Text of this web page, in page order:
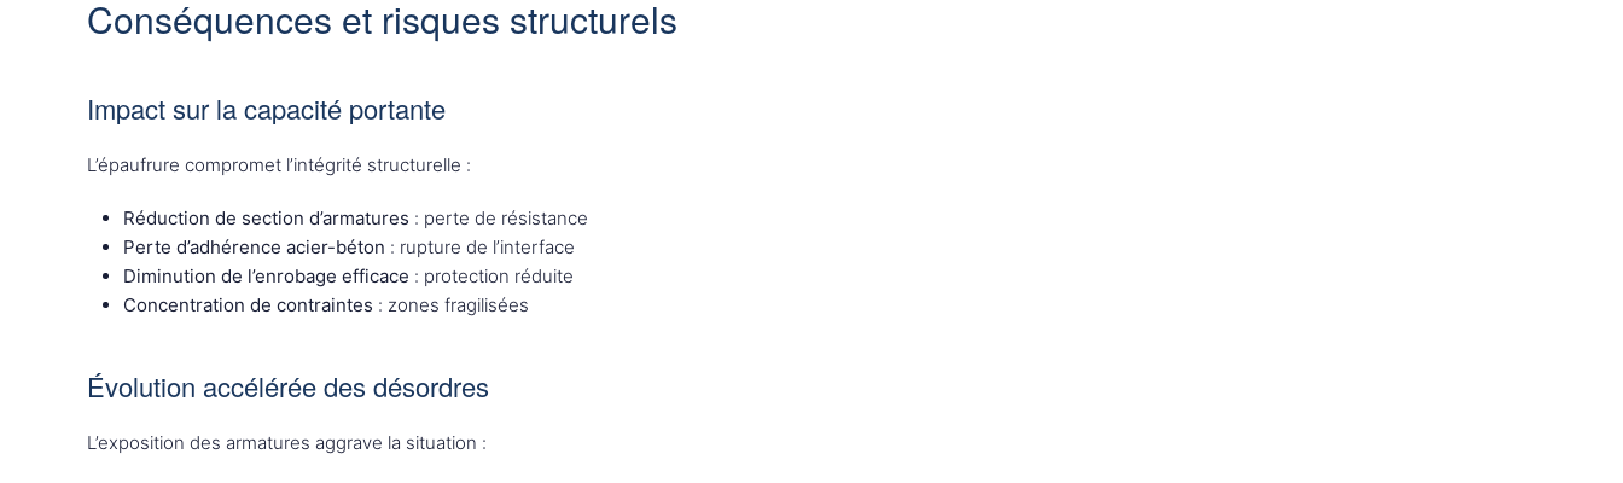
Conséquences et risques structurels
Impact sur la capacité portante
L’épaufrure compromet l’intégrité structurelle :
Réduction de section d’armatures : perte de résistance
Perte d’adhérence acier-béton : rupture de l’interface
Diminution de l’enrobage efficace : protection réduite
Concentration de contraintes : zones fragilisées
Évolution accélérée des désordres
L’exposition des armatures aggrave la situation :